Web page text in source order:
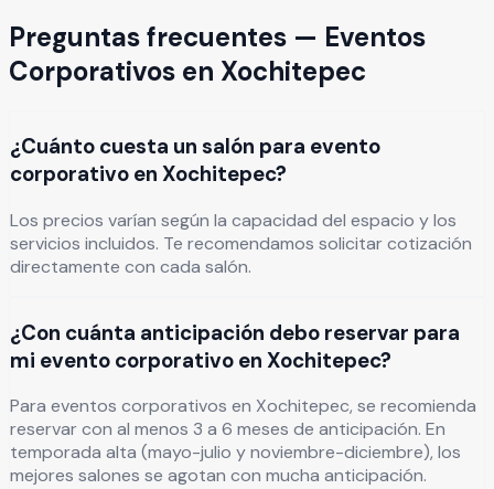
Preguntas frecuentes — Eventos
Corporativos en Xochitepec
¿Cuánto cuesta un salón para evento
corporativo en Xochitepec?
Los precios varían según la capacidad del espacio y los
servicios incluidos. Te recomendamos solicitar cotización
directamente con cada salón.
¿Con cuánta anticipación debo reservar para
mi evento corporativo en Xochitepec?
Para eventos corporativos en Xochitepec, se recomienda
reservar con al menos 3 a 6 meses de anticipación. En
temporada alta (mayo-julio y noviembre-diciembre), los
mejores salones se agotan con mucha anticipación.